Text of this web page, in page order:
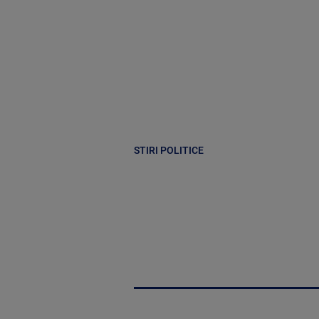
STIRI POLITICE